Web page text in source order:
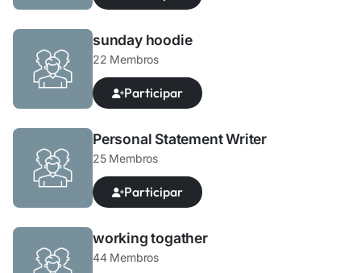
sunday hoodie
22 Membros
Participar
Personal Statement Writer
25 Membros
Participar
working togather
44 Membros